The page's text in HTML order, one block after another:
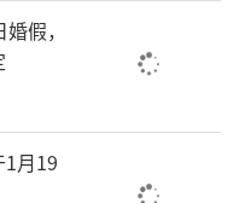
随行包
藏文界面
语转藏语
也能使用
假，
月19